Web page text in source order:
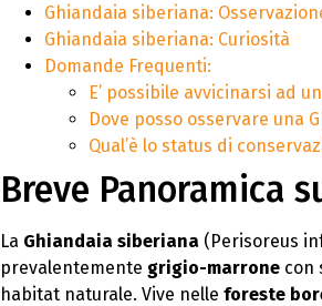
Ghiandaia siberiana:
Ghiandaia siberiana: Curiosità
Domande Frequenti:
E’ possibile avvicinarsi ad
Dove posso osservare una
Qual’è lo status di
Breve Panoramica
La Ghiandaia siberiana (Perisoreus
prevalentemente grigio-marrone con
habitat naturale. Vive nelle foreste